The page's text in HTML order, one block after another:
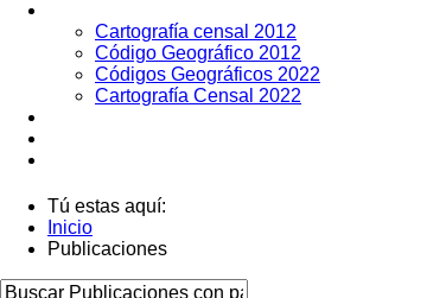
Cartografía censal 2012
Código Geográfico 2012
Códigos Geográficos 2022
Cartografía Censal 2022
Tú estas aquí:
Inicio
Publicaciones